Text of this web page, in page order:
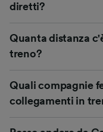
diretti?
Quanta distanza
treno?
Quali compagnie
collegamenti in